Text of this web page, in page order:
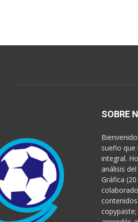
SOBRE
sueño
integral.
análisis
Gráfica